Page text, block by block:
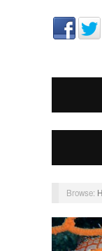
Browse: